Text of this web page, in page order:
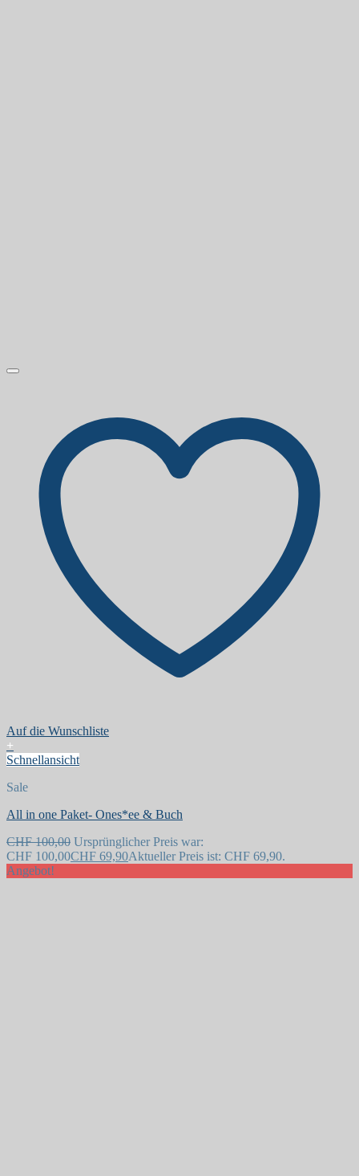
Auf die Wunschliste
+
Schnellansicht
Sale
All in one Paket- Ones*ee & Buch
CHF100,00 Ursprünglicher Preis war:
CHF 100,00CHF 69,90Aktueller Preis ist: CHF 69,90.
Angebot!